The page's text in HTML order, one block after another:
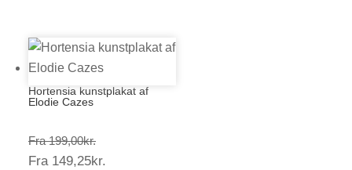
Hortensia kunstplakat af
Elodie Cazes
Fra 199,00kr.Prisinterval:
199,00kr.
Fra 149,25kr.